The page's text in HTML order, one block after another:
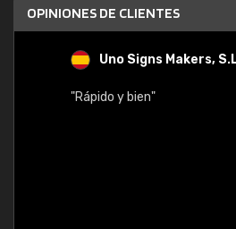
OPINIONES DE CLIENTES
Uno Signs Makers, S.L.
"Rápido y bien"